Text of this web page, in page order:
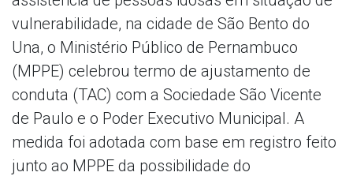
vulnerabilidade, na cidade de São Bento do
Una, o Ministério Público de Pernambuco
(MPPE) celebrou termo de ajustamento de
conduta (TAC) com a Sociedade São Vicente
de Paulo e o Poder Executivo Municipal. A
medida foi adotada com base em registro feito
junto ao MPPE da possibilidade do